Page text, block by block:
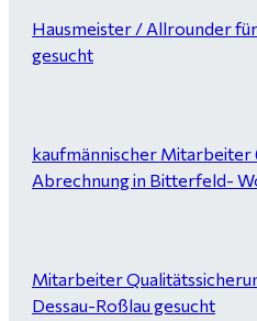
Hausmeister / Allrounder
gesucht
kaufmännischer
Abrechnung in Bitterfeld-
Mitarbeiter
Dessau-Roßlau gesucht